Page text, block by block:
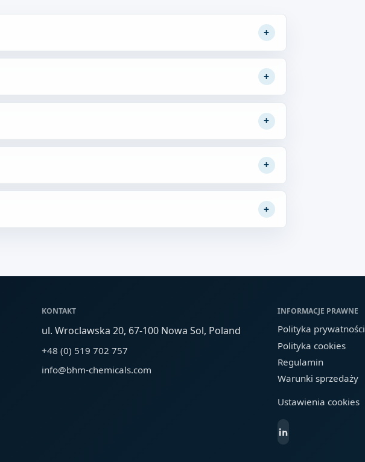
KONTAKT
ul. Wroclawska 20, 67-100 Nowa Sol, Poland
+48 (0) 519 702 757
info@bhm-chemicals.com
INFORMACJE PRAWNE
Polityka prywatności
Polityka cookies
Regulamin
Warunki sprzedaży
Ustawienia cookies